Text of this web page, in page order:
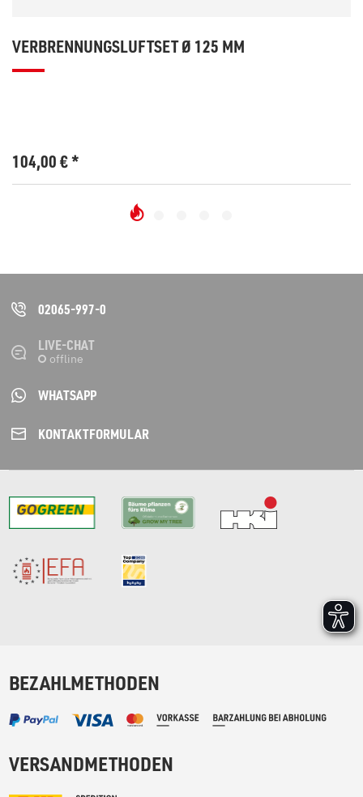
VERBRENNUNGSLUFTSET Ø 125 MM
104,00€*
02065-997-0
LIVE-CHAT
WHATSAPP
KONTAKT­FORMULAR
BEZAHLMETHODEN
VERSANDMETHODEN